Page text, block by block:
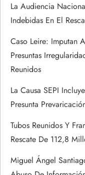
ó
n
d
e
e
n
t
La Audiencia
Indebidas En El
Caso Leire: Imputan
Presuntas
Reunidos
La Causa SEPI
Presunta
Tubos Reunidos Y
Rescate De 112,8
Miguel Ángel